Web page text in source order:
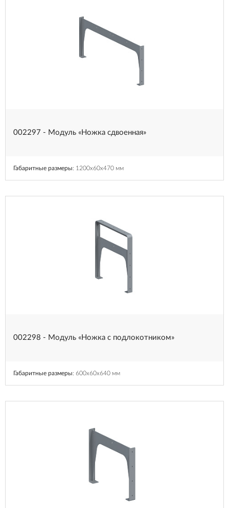
002297 - Модуль «Ножка сдвоенная»
Габаритные размеры: 1200x60x470 мм
002298 - Модуль «Ножка с подлокотником»
Габаритные размеры: 600x60x640 мм